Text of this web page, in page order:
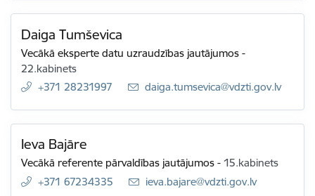
Daiga Tumševica
Vecākā eksperte datu uzraudzības jautājumos -
22.kabinets
+371 28231997
E-pasts:
daiga.tumsevica@vdzti.gov.lv
Ieva Bajāre
Vecākā referente pārvaldības jautājumos -15.kabinets
+371 67234335
E-pasts:
ieva.bajare@vdzti.gov.lv